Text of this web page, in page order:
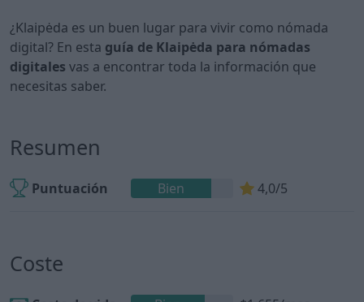
¿Klaipėda es un buen lugar para vivir como nómada
digital? En esta guía de Klaipėda para nómadas
digitales vas a encontrar toda la información que
necesitas saber.
Resumen
Puntuación Bien 4,0/5
Coste